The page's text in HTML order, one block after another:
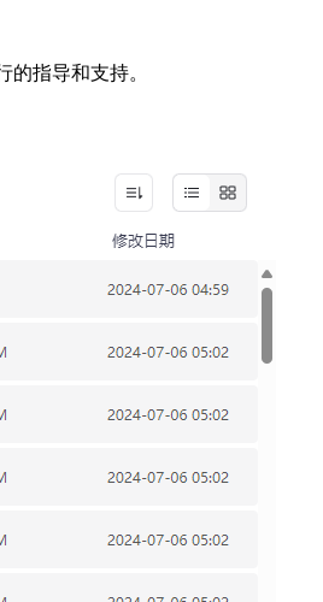
的指导和支持。